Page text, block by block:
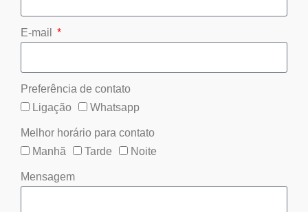
E-mail
Preferência de contato
Ligação
Whatsapp
Melhor horário para contato
Manhã
Tarde Noite
Mensagem